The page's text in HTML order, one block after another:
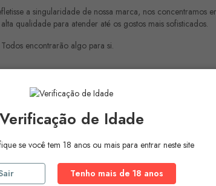
a singularidade de nossa marca, nos
qualidade para atender até os gostos mais sofisticados.
encontrarão algo para si.
se tornar uma meta realista.
da fragrância e como usá-los pode desenvolver
é fácil passar nos exames ou fazer novos amigos no
no sexo oposto para que você possa eletrizar seus
a eficácia do seu trabalho, desfrute do respeito, do
Verificação de Idade
se você tem 18 anos ou mais para entrar neste site
Tenho mais de 18 anos